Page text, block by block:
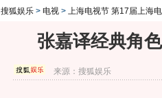
搜狐娱乐 > 电视 > 上海电视节 第17届上海
张嘉译经典角
来源：搜狐娱乐